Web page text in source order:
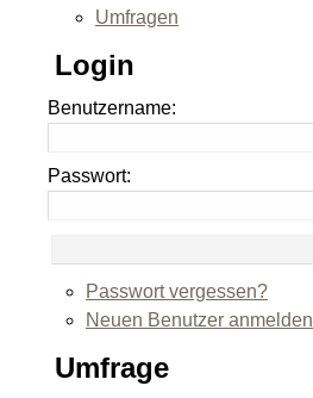
Umfragen
Login
Benutzername:
Passwort:
Passwort vergessen?
Neuen Benutzer anmelden
Umfrage